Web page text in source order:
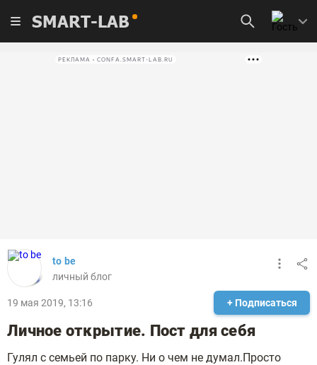
SMART-LAB
РЕКЛАМА • CONFA.SMART-LAB.RU
to be
личный блог
19 мая 2019, 13:16 + Подписаться
Личное открытие. Пост для себя
Гулял с семьей по парку. Ни о чем не думал.Просто